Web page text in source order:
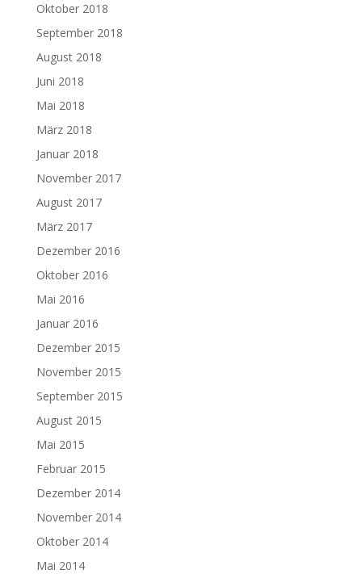
Oktober 2018
September 2018
August 2018
Juni 2018
Mai 2018
März 2018
Januar 2018
November 2017
August 2017
März 2017
Dezember 2016
Oktober 2016
Mai 2016
Januar 2016
Dezember 2015
November 2015
September 2015
August 2015
Mai 2015
Februar 2015
Dezember 2014
November 2014
Oktober 2014
Mai 2014